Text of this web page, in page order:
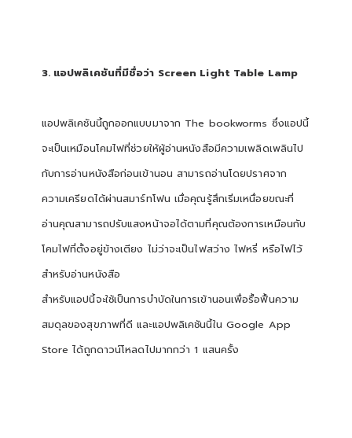
3. แอปพลิเคชันที่มีชื่อว่า Screen Light Table Lamp
แอปพลิเคชันนี้ถูกออกแบบมาจาก The bookworms ซึ่งแอปนี้
จะเป็นเหมือนโคมไฟที่ช่วยให้ผู้อ่านหนังสือมีความเพลิดเพลินไป
กับการอ่านหนังสือก่อนเข้านอน สามารถอ่านโดยปราศจาก
ความเครียดได้ผ่านสมาร์ทโฟน เมื่อคุณรู้สึกเริ่มเหนื่อยขณะที่
อ่านคุณสามารถปรับแสงหน้าจอได้ตามที่คุณต้องการเหมือนกับ
โคมไฟที่ตั้งอยู่ข้างเตียง ไม่ว่าจะเป็นไฟสว่าง ไฟหรี่ หรือไฟไว้
สำหรับอ่านหนังสือ
สำหรับแอปนี้จะใช้เป็นการบำบัดในการเข้านอนเพื่อรื้อฟื้นความ
สมดุลของสุขภาพที่ดี และแอปพลิเคชันนี้ใน Google App
Store ได้ถูกดาวน์โหลดไปมากกว่า 1 แสนครั้ง